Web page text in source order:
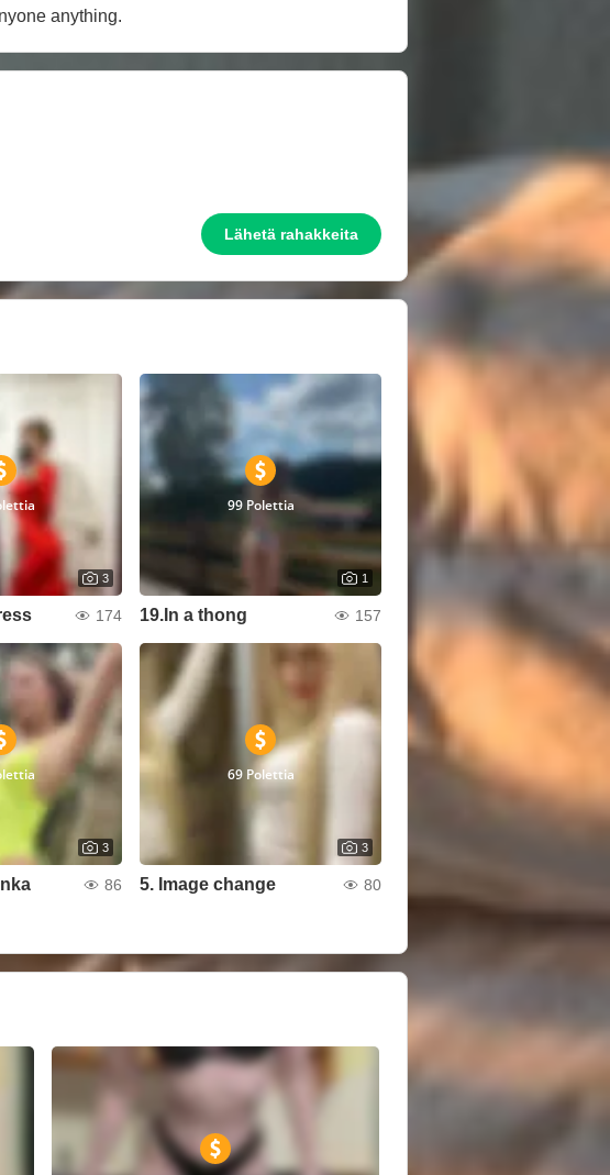
anything.
Lähetä rahakkeita
3
174
99 Polettia
1
19.In a thong 157
3
86
69 Polettia
3
5. Image change 80